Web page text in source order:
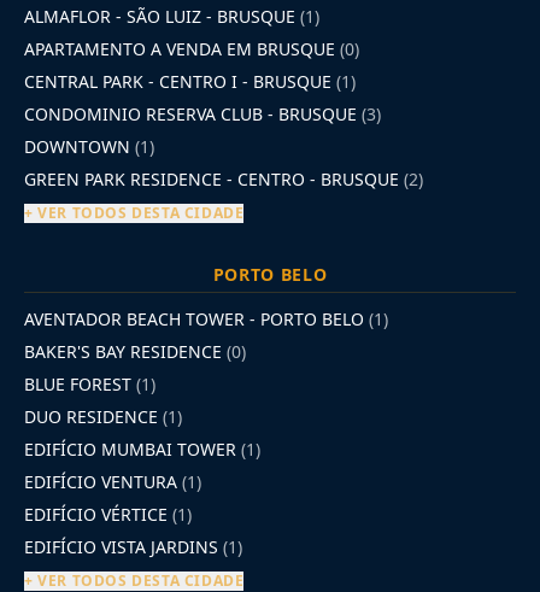
ALMAFLOR - SÃO LUIZ - BRUSQUE (1)
APARTAMENTO A VENDA EM BRUSQUE (0)
CENTRAL PARK - CENTRO I - BRUSQUE (1)
CONDOMINIO RESERVA CLUB - BRUSQUE (3)
DOWNTOWN (1)
GREEN PARK RESIDENCE - CENTRO - BRUSQUE (2)
+ VER TODOS DESTA CIDADE
PORTO BELO
AVENTADOR BEACH TOWER - PORTO BELO (1)
BAKER'S BAY RESIDENCE (0)
BLUE FOREST (1)
DUO RESIDENCE (1)
EDIFÍCIO MUMBAI TOWER (1)
EDIFÍCIO VENTURA (1)
EDIFÍCIO VÉRTICE (1)
EDIFÍCIO VISTA JARDINS (1)
+ VER TODOS DESTA CIDADE